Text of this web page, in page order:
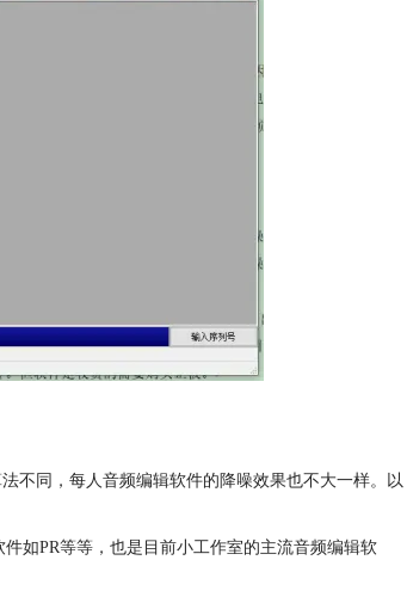
不同，每人音频编辑软件的降噪效果也不大一样。以
如PR等等，也是目前小工作室的主流音频编辑软